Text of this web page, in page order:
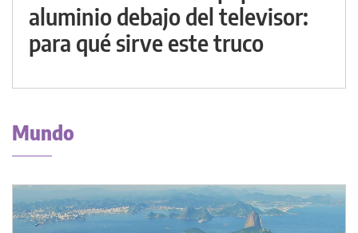
aluminio debajo del televisor:
para qué sirve este truco
Mundo